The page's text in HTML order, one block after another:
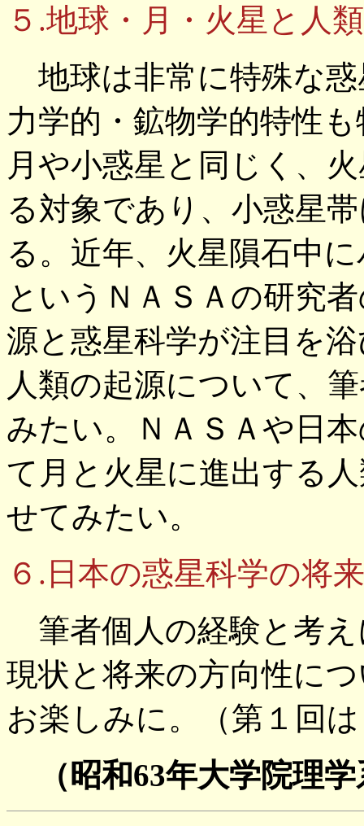
５.地球・月・火星と人
地球は非常に特殊な
力学的・鉱物学的特性
月や小惑星と同じく、
る対象であり、小惑星
る。近年、火星隕石中
というＮＡＳＡの研究
源と惑星科学が注目を
人類の起源について、
みたい。ＮＡＳＡや日
て月と火星に進出する
せてみたい。
６.日本の惑星科学の将来
筆者個人の経験と考
現状と将来の方向性に
お楽しみに。（第１回
（昭和63年大学院理